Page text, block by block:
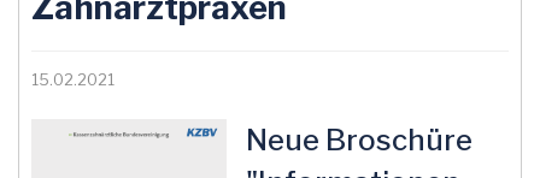
15.02.2021
Neue Broschüre